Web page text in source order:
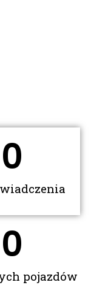
0
0
pojazdów